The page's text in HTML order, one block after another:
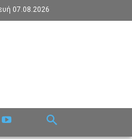
07.08.2026